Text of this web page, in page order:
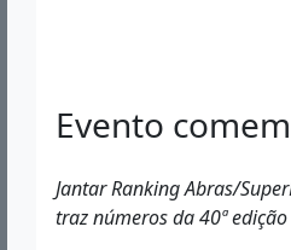
Evento
Jantar Ranking Abras/
traz números da 40ª